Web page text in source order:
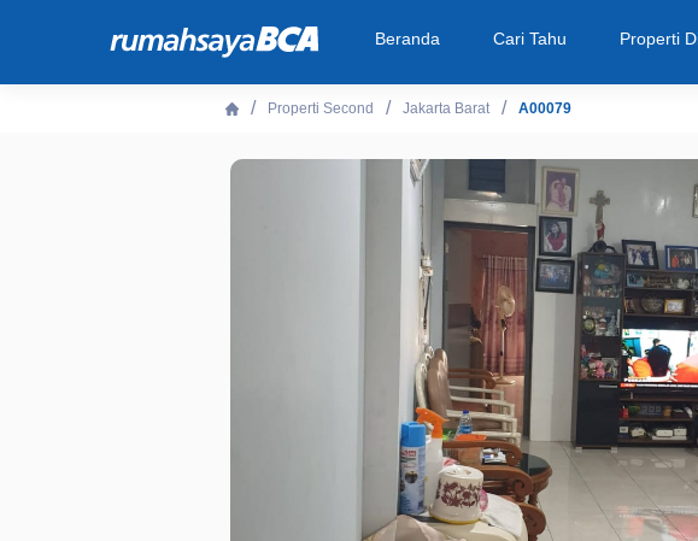
Beranda Cari Tahu Properti
Properti Second Jakarta Barat A00079